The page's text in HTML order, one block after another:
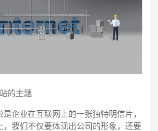
的主题
业在互联网上的一张独特明信片，
，我们不仅要体现出公司的形象，还要
入您的公司名称 名字